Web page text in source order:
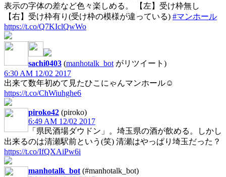
表示の字体の差など色々楽しめる。 【左】受け枠無し
【右】受け枠有り(受け枠の模様が違っている) #マンホール
https://t.co/Q7KIclQwWo
sachi0403 (manhotalk_bot がリツイート)
6:30 AM 12/02 2017
出来て数年初めて見たひこにゃんマンホール☺️
https://t.co/ChWiuhghe6
piroko42 (piroko)
6:49 AM 12/02 2017
「県民酒場ダウドン」。埼玉県の酒が飲める。しかし
出来るのは清瀬駅前という(笑) 清瀬はやっぱり埼玉だった？
https://t.co/IfQXAiPw6i
manhotalk_bot (#manhotalk_bot)